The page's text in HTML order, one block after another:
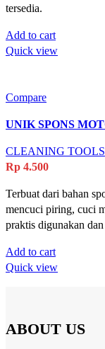
tersedia.
Add to cart
Quick view
Compare
UNIK SPONS
CLEANING TOOLS
Rp 4.500
Terbuat dari bahan
mencuci piring, cuci
praktis digunakan
Add to cart
Quick view
ABOUT US